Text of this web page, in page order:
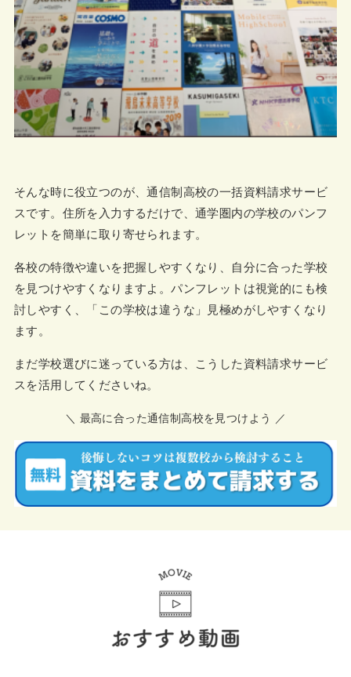
そんな時に役立つのが、通信制高校の一括資料請求サービ
スです。住所を入力するだけで、通学圏内の学校のパンフ
レットを簡単に取り寄せられます。
各校の特徴や違いを把握しやすくなり、自分に合った学校
を見つけやすくなりますよ。パンフレットは視覚的にも検
討しやすく、「この学校は違うな」見極めがしやすくなり
ます。
まだ学校選びに迷っている方は、こうした資料請求サービ
スを活用してくださいね。
＼ 最高に合った通信制高校を見つけよう ／